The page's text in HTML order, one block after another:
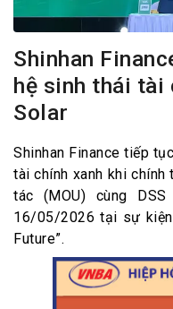
Shinhan
hệ sinh thái tài
Solar
Shinhan Finance tiếp
tài chính xanh khi
tác (MOU) cùng
16/05/2026 tại sự kiện
Future”.